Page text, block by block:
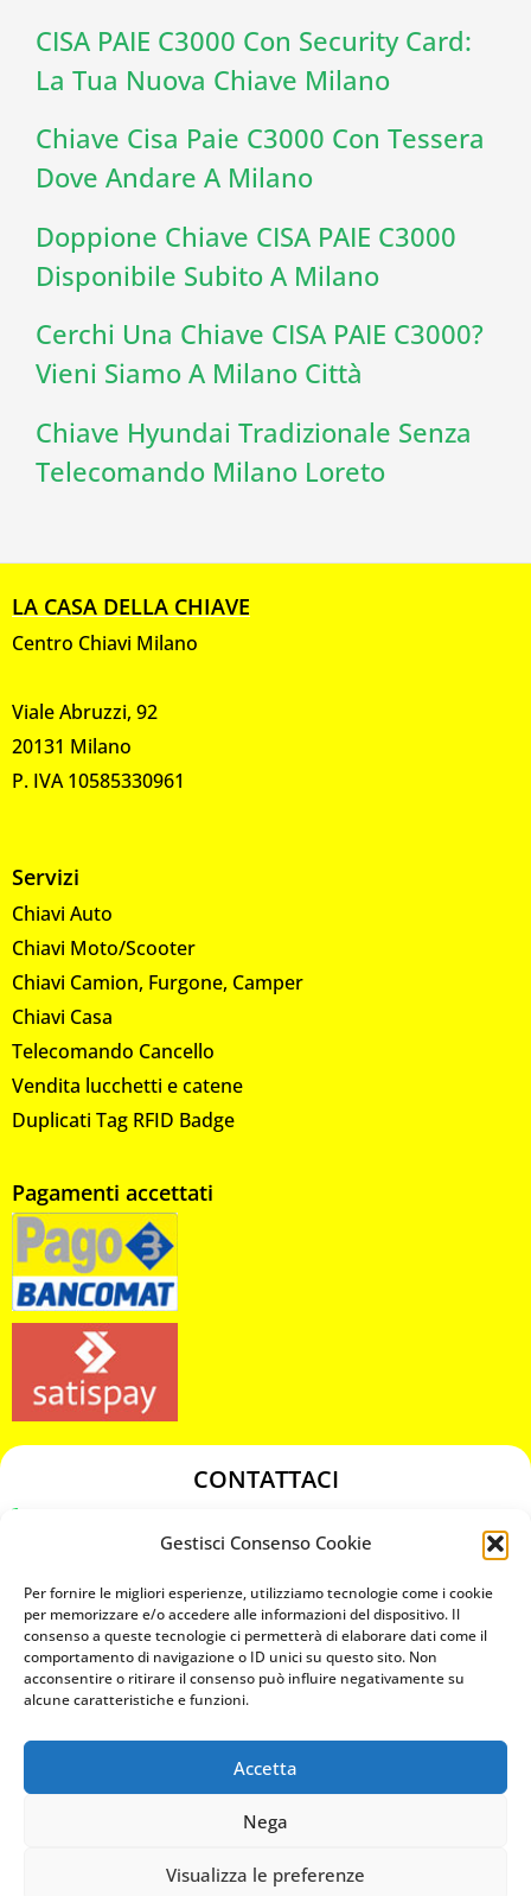
Gestisci Consenso Cookie
Per fornire le migliori esperienze, utilizziamo tecnologie come i cookie
per memorizzare e/o accedere alle informazioni del dispositivo. Il
consenso a queste tecnologie ci permetterà di elaborare dati come il
comportamento di navigazione o ID unici su questo sito. Non
acconsentire o ritirare il consenso può influire negativamente su
alcune caratteristiche e funzioni.
Accetta
Nega
Visualizza le preferenze
CISA PAIE C3000 Con Security Card:
La Tua Nuova Chiave Milano
Chiave Cisa Paie C3000 Con Tessera
Dove Andare A Milano
Doppione Chiave CISA PAIE C3000
Disponibile Subito A Milano
Cerchi Una Chiave CISA PAIE C3000?
Vieni Siamo A Milano Città
Chiave Hyundai Tradizionale Senza
Telecomando Milano Loreto
LA CASA DELLA CHIAVE
Centro Chiavi Milano
Viale Abruzzi, 92
20131 Milano
P. IVA 10585330961
Servizi
Chiavi Auto
Chiavi Moto/Scooter
Chiavi Camion, Furgone, Camper
Chiavi Casa
Telecomando Cancello
Vendita lucchetti e catene
Duplicati Tag RFID Badge
Pagamenti accettati
CONTATTACI
chiavicodificate@gmail.com
Privacy Policy
Cookie Policy
MAPS
CHIAMA ORA